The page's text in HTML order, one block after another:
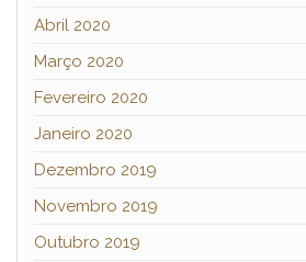
Abril 2020
Março 2020
Fevereiro 2020
Janeiro 2020
Dezembro 2019
Novembro 2019
Outubro 2019